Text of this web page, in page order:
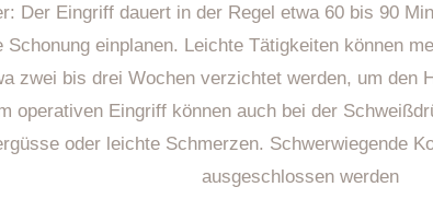
Der Eingriff dauert in der Regel etwa 60 bis 90
einplanen. Leichte Tätigkeiten können
zwei bis drei Wochen verzichtet werden, um den
operativen Eingriff können auch bei der
oder leichte Schmerzen. Schwerwiegende
ausgeschlossen werden